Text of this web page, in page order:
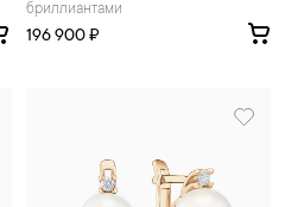
бриллиантами
196 900 ₽